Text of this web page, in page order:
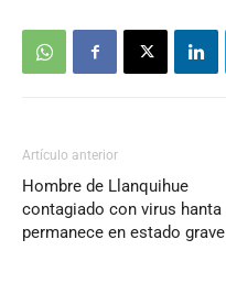
Artículo anterior
Hombre de Llanquihue
contagiado con virus hanta
permanece en estado grave